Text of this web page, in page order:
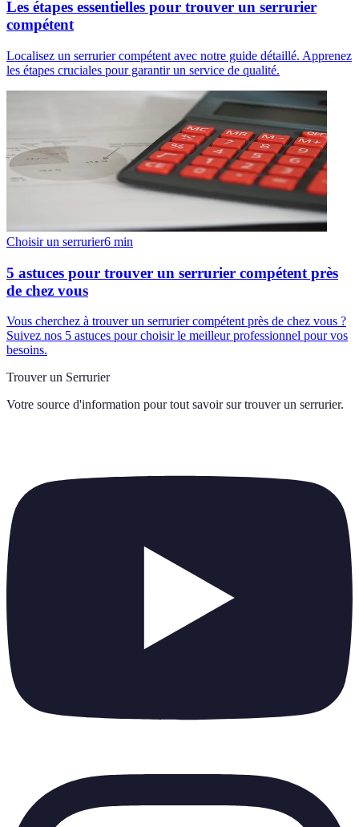
Les étapes essentielles pour trouver un serrurier
compétent
Localisez un serrurier compétent avec notre guide détaillé. Apprenez
les étapes cruciales pour garantir un service de qualité.
Choisir un serrurier6 min
5 astuces pour trouver un serrurier compétent près
de chez vous
Vous cherchez à trouver un serrurier compétent près de chez vous ?
Suivez nos 5 astuces pour choisir le meilleur professionnel pour vos
besoins.
Trouver un Serrurier
Votre source d'information pour tout savoir sur trouver un serrurier.